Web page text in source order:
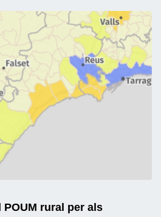
rural per als